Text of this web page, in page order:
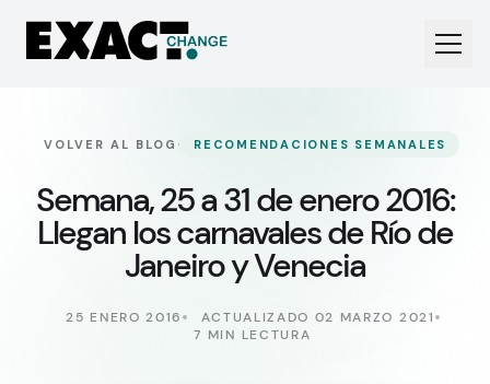
VOLVER AL BLOG · RECOMENDACIONES SEMANALES
Semana, 25 a 31 de enero 2016:
Llegan los carnavales de Río de
Janeiro y Venecia
25 ENERO 2016
ACTUALIZADO 02 MARZO 2021
7 MIN LECTURA